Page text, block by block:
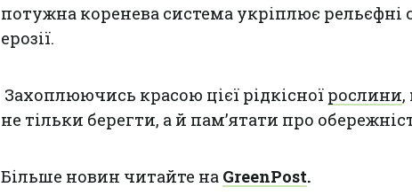
потужна коренева система укріплює рельєфні
ерозії.
Захоплюючись красою цієї рідкісної рослини,
не тільки берегти, а й пам’ятати про
Більше новин читайте на GreenPost.